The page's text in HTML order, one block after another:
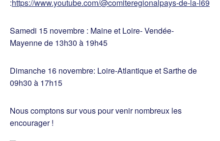
:https://www.youtube.com/@comiteregionalpays-de-la-l69
Samedi 15 novembre : Maine et Loire- Vendée-
Mayenne de 13h30 à 19h45
Dimanche 16 novembre: Loire-Atlantique et Sarthe de
09h30 à 17h15
Nous comptons sur vous pour venir nombreux les
encourager !